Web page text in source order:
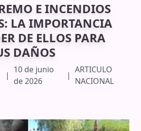
E INCENDIOS
LA IMPORTANCIA
DE ELLOS PARA
DAÑOS
|
10 de junio
de 2026
|
ARTICULO
NACIONAL